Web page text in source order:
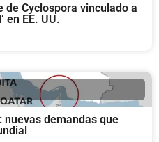
de Cyclospora vinculado a
en EE. UU.
nuevas demandas que